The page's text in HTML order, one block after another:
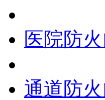
医院防
通道防